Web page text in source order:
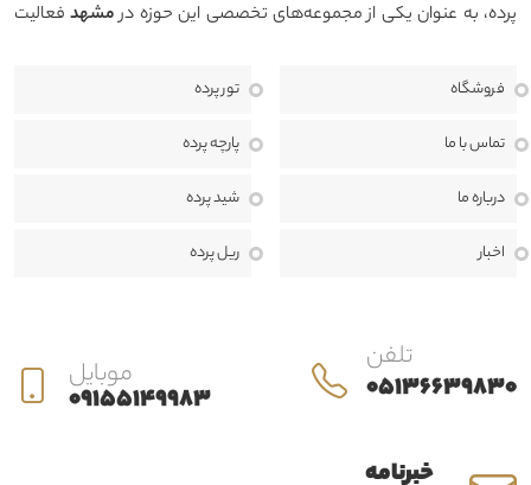
فروشگاه
تماس با ما
درباره ما
اخبار
تور پرده
پارچه پرده
شید پرده
ریل پرده
پرده، به عنوان یکی از مجموعه‌های تخصصی این حوزه درمشهد فعالیت
منزل، محل کار یا پروژه‌های تجاری برای مشتریان خود خلق کنیم.
انتخاب پرده تنها یک خرید ساده نیست، بلکه بخشی مهم از طراحی داخلی و
تا اندازه‌گیری، طراحی، دوخت، نصب و خدمات پس از فروش، در کنار مشتریان
خبرنامه
تلفن
05136639830 موبایل
09155149983